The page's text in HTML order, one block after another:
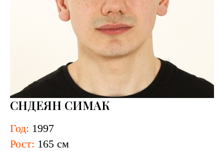
СНДЕЯН СИМАК
Год: 1997
Рост: 165 см